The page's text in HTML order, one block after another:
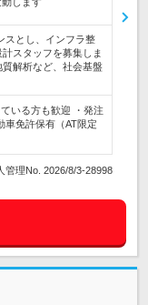
スとし、インフラ整
スタッフを募集しま
解析など、社会基盤
いる方も歓迎 ・発注
車免許保有（AT限定
管理No. 2026/8/3-28998